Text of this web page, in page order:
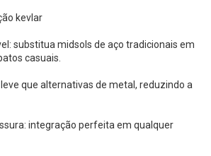
kevlar
substitua midsols de aço tradicionais em
casuais.
que alternativas de metal, reduzindo a
integração perfeita em qualquer